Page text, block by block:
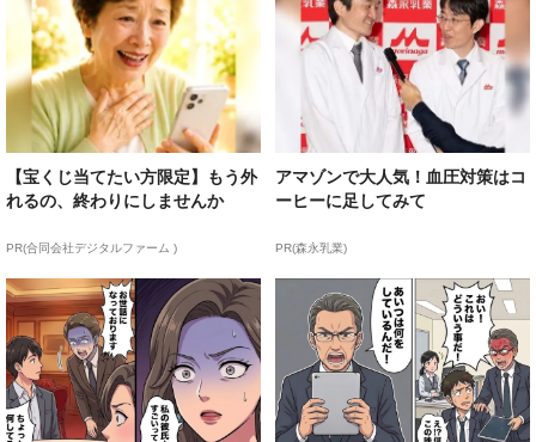
【宝くじ当てたい方限定】もう外
れるの、終わりにしませんか
PR(合同会社デジタルファーム )
アマゾンで大人気！血圧対策はコ
ーヒーに足してみて
PR(森永乳業)